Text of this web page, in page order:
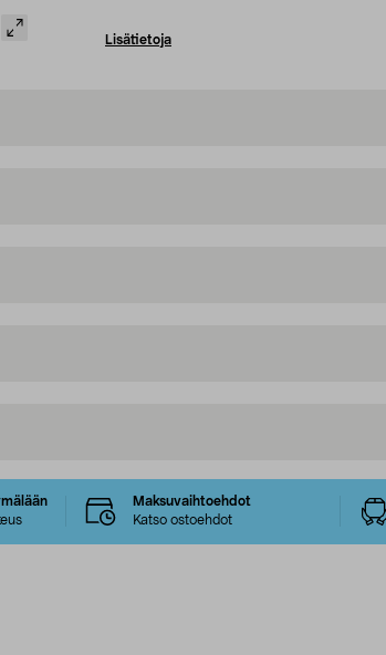
Lisätietoja
Maksuvaihtoehdot
Katso ostoehdot